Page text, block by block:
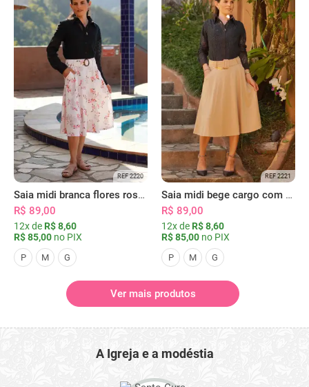
REF 2220
Saia midi branca flores rosas com bolsos
R$ 89,00
12x de R$ 8,60
R$ 85,00 no PIX
P M G
REF 2221
Saia midi bege cargo com bolsos
R$ 89,00
12x de R$ 8,60
R$ 85,00 no PIX
P M G
Ver mais produtos
A Igreja e a modéstia